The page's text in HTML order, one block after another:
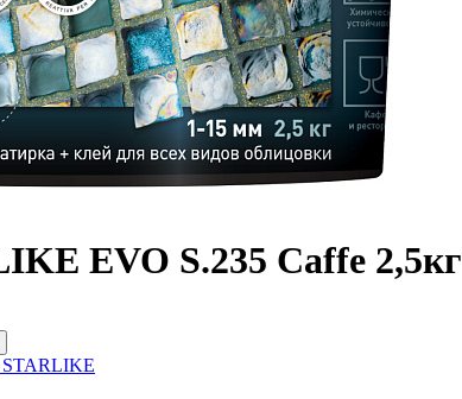
EVO S.235 Caffe 2,5кг
STARLIKE